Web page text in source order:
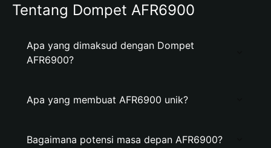
Tentang Dompet AFR6900
Apa yang dimaksud dengan Dompet
AFR6900?
Apa yang membuat AFR6900 unik?
Bagaimana potensi masa depan AFR6900?